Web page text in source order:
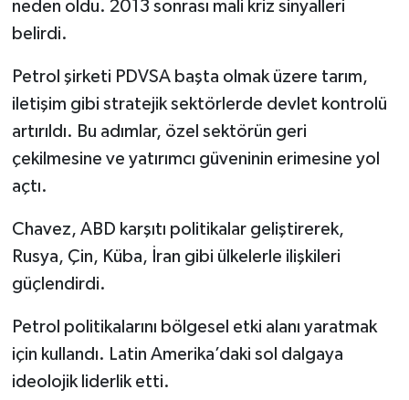
neden oldu. 2013 sonrası mali kriz sinyalleri
belirdi.
Petrol şirketi PDVSA başta olmak üzere tarım,
iletişim gibi stratejik sektörlerde devlet kontrolü
artırıldı. Bu adımlar, özel sektörün geri
çekilmesine ve yatırımcı güveninin erimesine yol
açtı.
Chavez, ABD karşıtı politikalar geliştirerek,
Rusya, Çin, Küba, İran gibi ülkelerle ilişkileri
güçlendirdi.
Petrol politikalarını bölgesel etki alanı yaratmak
için kullandı. Latin Amerika’daki sol dalgaya
ideolojik liderlik etti.